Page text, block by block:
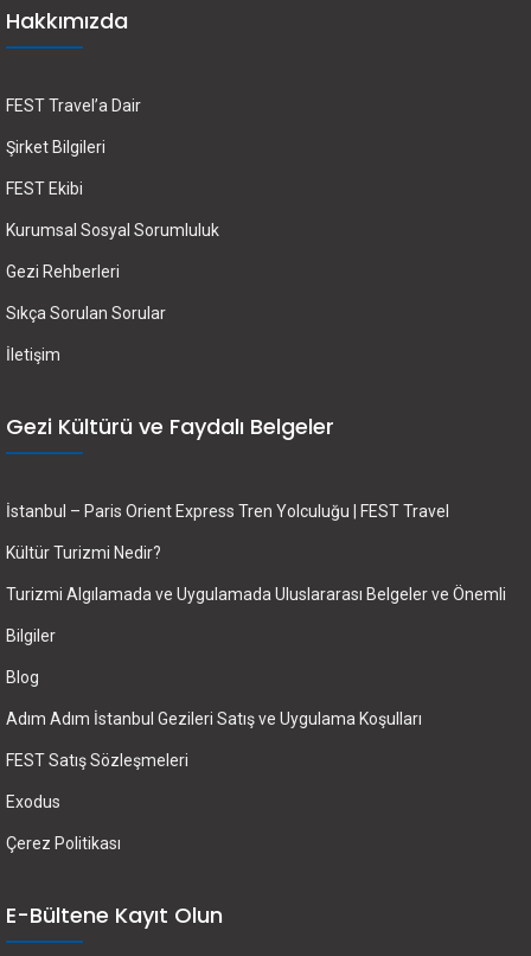
Hakkımızda
FEST Travel’a Dair
Şirket Bilgileri
FEST Ekibi
Kurumsal Sosyal Sorumluluk
Gezi Rehberleri
Sıkça Sorulan Sorular
İletişim
Gezi Kültürü ve Faydalı Belgeler
İstanbul – Paris Orient Express Tren Yolculuğu | FEST Travel
Kültür Turizmi Nedir?
Turizmi Algılamada ve Uygulamada Uluslararası Belgeler ve Önemli
Bilgiler
Blog
Adım Adım İstanbul Gezileri Satış ve Uygulama Koşulları
FEST Satış Sözleşmeleri
Exodus
Çerez Politikası
E-Bültene Kayıt Olun